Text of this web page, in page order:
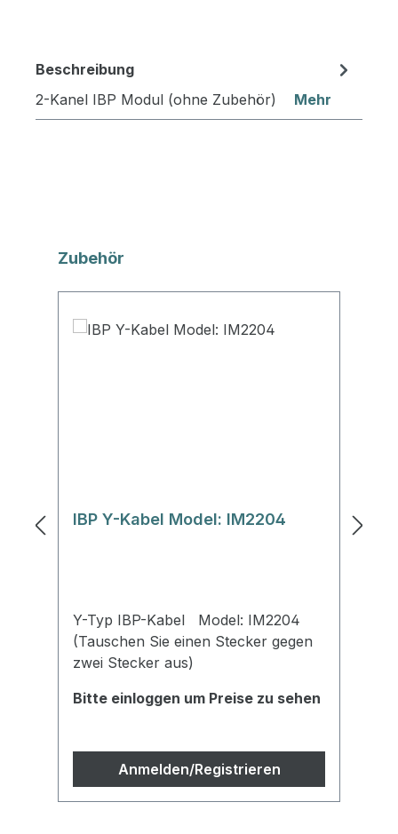
Beschreibung
2-Kanel IBP Modul (ohne Zubehör) Mehr
Produktgalerie überspringen
Zubehör
IBP Y-Kabel Model: IM2204
Y-Typ IBP-Kabel Model: IM2204
(Tauschen Sie einen Stecker gegen
Bitte einloggen um Preise zu sehen
Anmelden/Registrieren